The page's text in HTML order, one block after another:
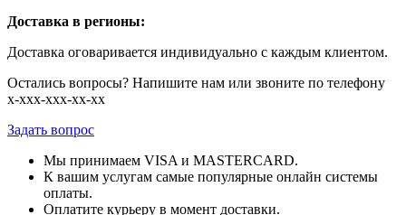
Доставка в регионы:
Доставка оговаривается индивидуально с каждым клиентом.
Остались вопросы? Напишите нам или звоните по телефону
х-ххх-ххх-хх-хх
Задать вопрос
Мы принимаем VISA и MASTERCARD.
К вашим услугам самые популярные онлайн системы
оплаты.
Оплатите курьеру в момент доставки.